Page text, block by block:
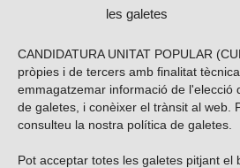
les galetes
CANDIDATURA UNITAT POPULAR
pròpies i de tercers amb finalitat
emmagatzemar informació de l'elecció
de galetes, i conèixer el trànsit al web.
consulteu la nostra política de galetes
Pot acceptar totes les galetes pitjant el